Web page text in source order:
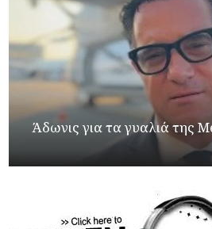
Άδωνις για τα γυαλιά της